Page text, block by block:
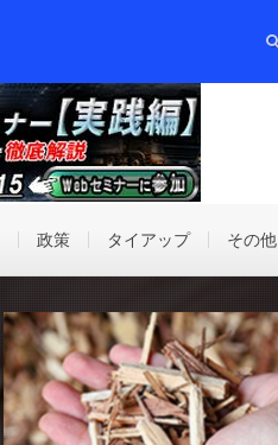
政策 タイアップ その他